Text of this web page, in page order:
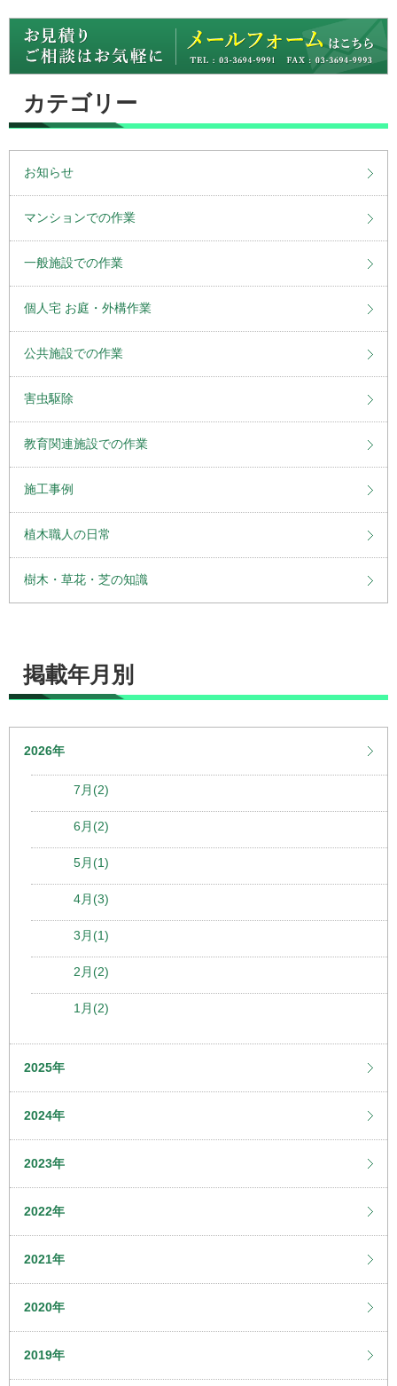
カテゴリー
お知らせ
マンションでの作業
一般施設での作業
個人宅 お庭・外構作業
公共施設での作業
害虫駆除
教育関連施設での作業
施工事例
植木職人の日常
樹木・草花・芝の知識
掲載年月別
2026年
7月(2)
6月(2)
5月(1)
4月(3)
3月(1)
2月(2)
1月(2)
2025年
2024年
2023年
2022年
2021年
2020年
2019年